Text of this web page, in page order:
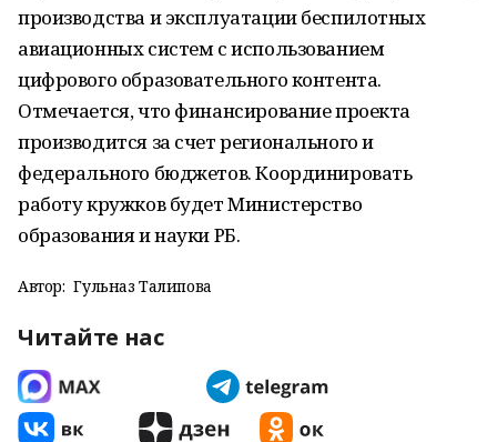
производства и эксплуатации беспилотных
авиационных систем с использованием
цифрового образовательного контента.
Отмечается, что финансирование проекта
производится за счет регионального и
федерального бюджетов. Координировать
работу кружков будет Министерство
образования и науки РБ.
Автор: Гульназ Талипова
Читайте нас